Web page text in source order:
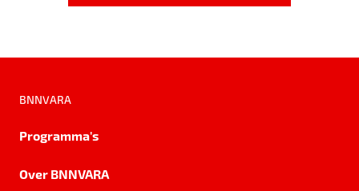
BNNVARA
Programma's
Over BNNVARA